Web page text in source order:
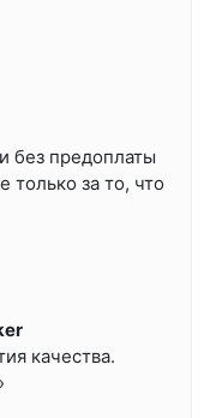
без предоплаты
только за то, что
качества.